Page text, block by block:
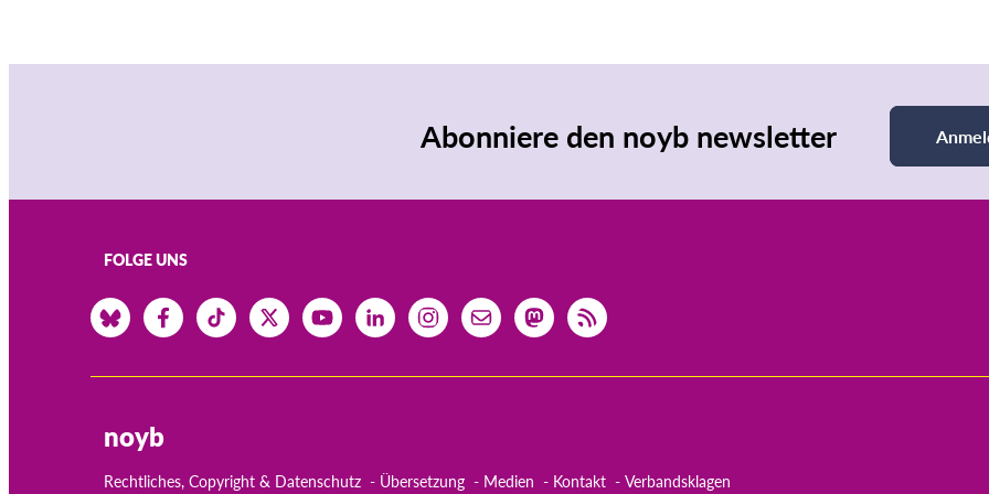
Abonniere den noyb newsletter
FOLGE UNS
noyb
Rechtliches, Copyright & Datenschutz Übersetzung Medien Kontakt Verbandsklagen